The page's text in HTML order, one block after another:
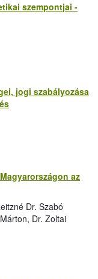
szempontjai -
jogi szabályozása
az
Dr. Szabó
Dr. Zoltai